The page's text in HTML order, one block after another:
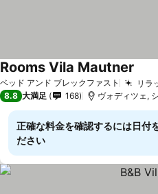
ベッド アンド ブレックファスト リラ
Rooms Vila Mautner
8.8 大満足 168 ヴォディツェ,
正確な料金を確認するには日付
ださい